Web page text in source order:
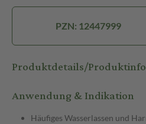
PZN: 12447999
Produktdetails/
Anwendung & Indikation
Häufiges Wasserlassen und